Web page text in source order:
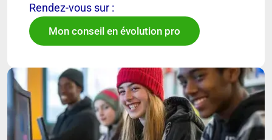
Rendez-vous sur :
Mon conseil en évolution pro